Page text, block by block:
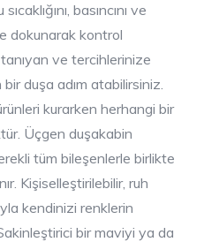
basıncını ve
dokunarak kontrol
tanıyan ve tercihlerinize
duşa adım atabilirsiniz.
kurarken herhangi bir
Üçgen duşakabin
tüm bileşenlerle birlikte
Kişiselleştirilebilir, ruh
kendinizi renklerin
bir maviyi ya da